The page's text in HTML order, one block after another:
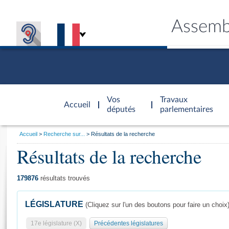
Accueil
d'accueil
Vos
députés
Travaux
parlementaires
Général
Vous
Accueil Recherche sur... Résultats de la recherche
Résultats de la recherche
179876 résultats trouvés
LÉGISLATURE (Cliquez sur l'un des boutons pour faire un choix)
17e législature (X) Précédentes législatures